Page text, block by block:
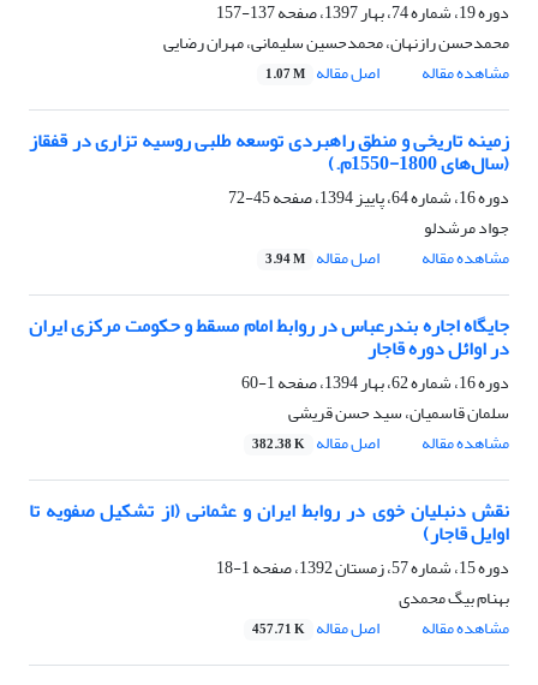
دوره 19، شماره 74، بهار 1397، صفحه
137-157
محمدحسن رازنهان، محمدحسین سلیمانی، مهران رضایی
مشاهده مقاله
اصل مقاله 1.07 M
زمینه تاریخی و منطق راهبردی توسعه طلبی روسیه تزاری در قفقاز
(سال‌های 1800-1550م.)
دوره 16، شماره 64، پاییز 1394، صفحه
45-72
جواد مرشدلو
مشاهده مقاله
اصل مقاله 3.94 M
جایگاه اجاره بندرعباس در روابط امام مسقط و حکومت مرکزی ایران
در اوائل دوره قاجار
دوره 16، شماره 62، بهار 1394، صفحه
1-60
سلمان قاسمیان، سید حسن قریشی
مشاهده مقاله
اصل مقاله 382.38 K
نقش دنبلیان خوی در روابط ایران و عثمانی (از تشکیل صفویه تا
اوایل قاجار)
دوره 15، شماره 57، زمستان 1392، صفحه
1-18
بهنام بیگ محمدی
مشاهده مقاله
اصل مقاله 457.71 K